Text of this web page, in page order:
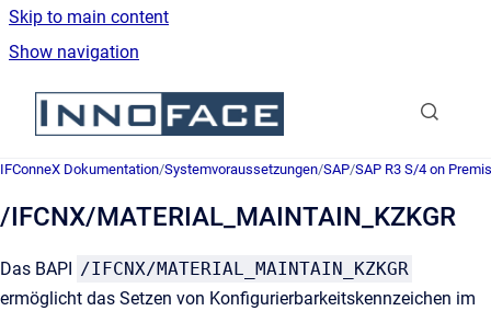
Skip to main content
Show navigation
Go to homepage
IFConneX Dokumentation/Systemvoraussetzungen/SAP/SAP R3 S/4 on
/IFCNX/MATERIAL_MAINTAIN_KZKGR
Das BAPI /IFCNX/MATERIAL_MAINTAIN_KZKGR
ermöglicht das Setzen von Konfigurierbarkeitskennzeichen im